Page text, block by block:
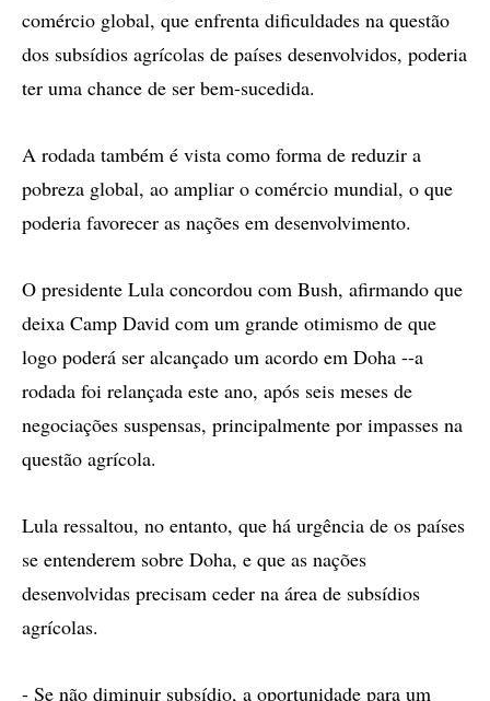
comércio global, que enfrenta dificuldades na questão
dos subsídios agrícolas de países desenvolvidos, poderia
ter uma chance de ser bem-sucedida.
A rodada também é vista como forma de reduzir a
pobreza global, ao ampliar o comércio mundial, o que
poderia favorecer as nações em desenvolvimento.
O presidente Lula concordou com Bush, afirmando que
deixa Camp David com um grande otimismo de que
logo poderá ser alcançado um acordo em Doha --a
rodada foi relançada este ano, após seis meses de
negociações suspensas, principalmente por impasses na
questão agrícola.
Lula ressaltou, no entanto, que há urgência de os países
se entenderem sobre Doha, e que as nações
desenvolvidas precisam ceder na área de subsídios
agrícolas.
- Se não diminuir subsídio, a oportunidade para um